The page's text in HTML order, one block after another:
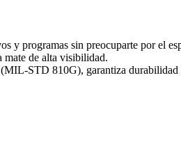
y programas sin preocuparte por el
mate de alta visibilidad.
STD 810G), garantiza